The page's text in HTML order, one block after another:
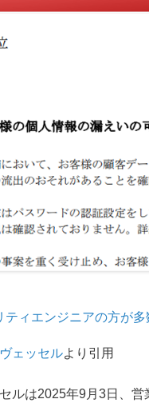
ティエンジニアの方が
ェッセルより引用
ルは2025年9月3日、